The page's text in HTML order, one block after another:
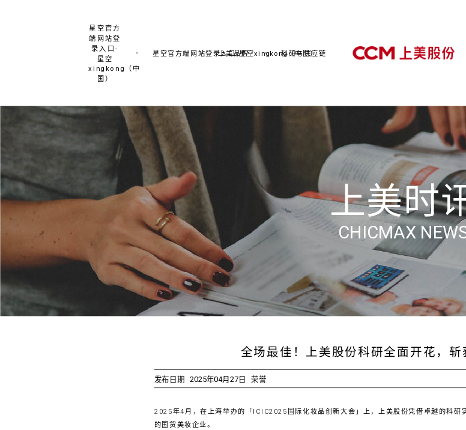
星空官方
端网站登
录入口-
星空
xingkong（中
国）
星空官方端网站登录入口-星空xingkong（中国）
上美品牌 科研与供应链
上美时
CHICMAX
全场最佳！上美股份科研全面开花，斩
发布日期 2025年04月27日 荣誉
2025年4月，在上海举办的「ICIC2025国际化妆品创新大会」上，上美股份凭借卓越的科研
的国货美妆企业。